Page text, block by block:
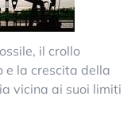
il crollo
e la crescita della
vicina ai suoi limiti